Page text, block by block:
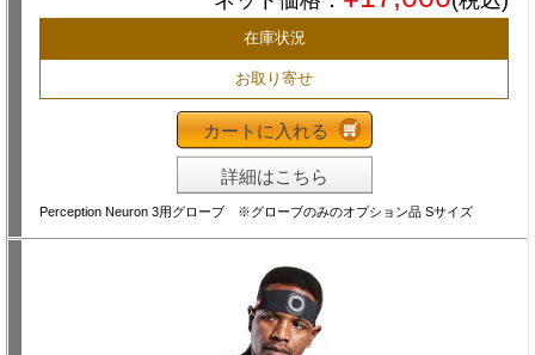
在庫状況
お取り寄せ
カートに入れる
詳細はこちら
Perception Neuron 3用グローブ ※グローブのみのオプション品 Sサイズ